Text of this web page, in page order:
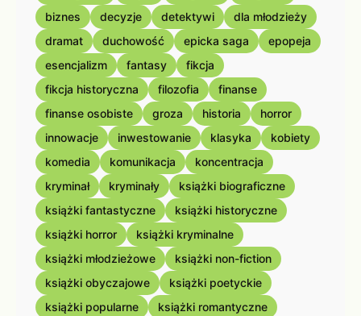
biznes
decyzje detektywi
dla młodzieży
dramat
duchowość epicka saga
epopeja
esencjalizm
fantasy
fikcja
fikcja historyczna
filozofia
finanse
finanse osobiste
groza historia
horror
innowacje
inwestowanie klasyka
kobiety
komedia
komunikacja
koncentracja
kryminał
kryminały
książki biograficzne
książki fantastyczne
książki historyczne
książki horror
książki kryminalne
książki młodzieżowe
książki non-fiction
książki obyczajowe
książki poetyckie
książki popularne
książki romantyczne